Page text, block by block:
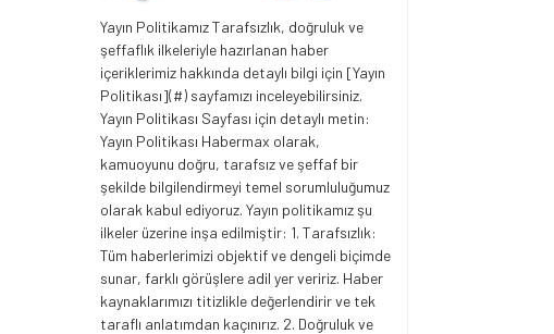
Yayın Politikamız Tarafsızlık, doğruluk ve
şeffaflık ilkeleriyle hazırlanan haber
içeriklerimiz hakkında detaylı bilgi için [Yayın
Politikası](#) sayfamızı inceleyebilirsiniz.
Yayın Politikası Sayfası için detaylı metin:
Yayın Politikası Habermax olarak,
kamuoyunu doğru, tarafsız ve şeffaf bir
şekilde bilgilendirmeyi temel sorumluluğumuz
olarak kabul ediyoruz. Yayın politikamız şu
ilkeler üzerine inşa edilmiştir: 1. Tarafsızlık:
Tüm haberlerimizi objektif ve dengeli biçimde
sunar, farklı görüşlere adil yer veririz. Haber
kaynaklarımızı titizlikle değerlendirir ve tek
taraflı anlatımdan kaçınırız. 2. Doğruluk ve